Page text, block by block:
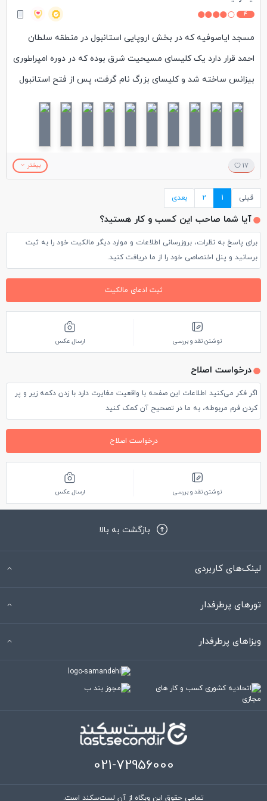
4
مسجد ایاصوفیه که در بخش اروپایی استانبول در منطقه سلطان
احمد قرار دارد یک کلیسای مسیحیت شرق بوده که در دوره امپراطوری
بیزانس ساخته شد و کلیسای بزرگ نام گرفت، پس از فتح استانبول
محمد دوم دستور داد کلیسای ایاصوفیه را به مسجد تبدیل کنند و
منبر و محراب به ساختمان ایاصوفیه افزوده شد ودر زمان مراد چهارم،
نگاشته شد و همچنین لوحه‌هایی دور تا دور سقف ایاصوفیه نصب
شد که در آن نام الله، محمد، ابوبکر، عمر، عثمان، علی، حسن و حسین
نوشته شده بود.پس از اعلام حکومت جمهوری در ترکیه و به قدرت
رسیدن آتاترک، ایاصوفیه به موزه تبدیل شد و همچنان هم به عنوان
صبح تا ۱۷ و در بهار و تابستان از ۹ صبح تا ۱۹ با پرداخت مبلغ 60 لیر
میتوانید از این بنای زیبا دیدن کنید.
17 بیشتر
قبلی 1
2 بعدی
آیا شما صاحب این کسب و کار هستید؟
برای پاسخ به نظرات، بروزرسانی اطلاعات و موارد دیگر مالکیت خود را به ثبت
برسانید و پنل اختصاصی خود را از ما دریافت کنید.
ثبت ادعای مالکیت
نوشتن نقد و بررسی ارسال عکس
درخواست اصلاح
اگر فکر می‌کنید اطلاعات این صفحه با واقعیت مغایرت دارد با زدن دکمه زیر و پر
کردن فرم مربوطه، به ما در تصحیح آن کمک کنید
درخواست اصلاح
نوشتن نقد و بررسی ارسال عکس
بازگشت به بالا
لینک‌های کاربردی
تورهای پرطرفدار
ویزاهای پرطرفدار
021-72956000
تمامی حقوق این وبگاه از آنِ لست‌سکند است.